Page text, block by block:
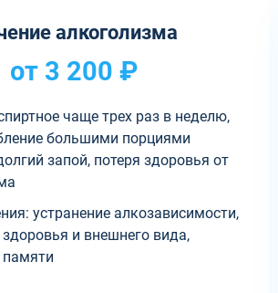
алкоголизма
от 3 200 ₽
чаще трех раз в неделю,
большими порциями
запой, потеря здоровья от
устранение алкозависимости,
и внешнего вида,